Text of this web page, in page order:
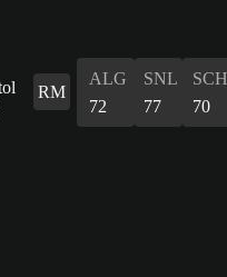
RM
ALG
72
SNL
77
SCH
70